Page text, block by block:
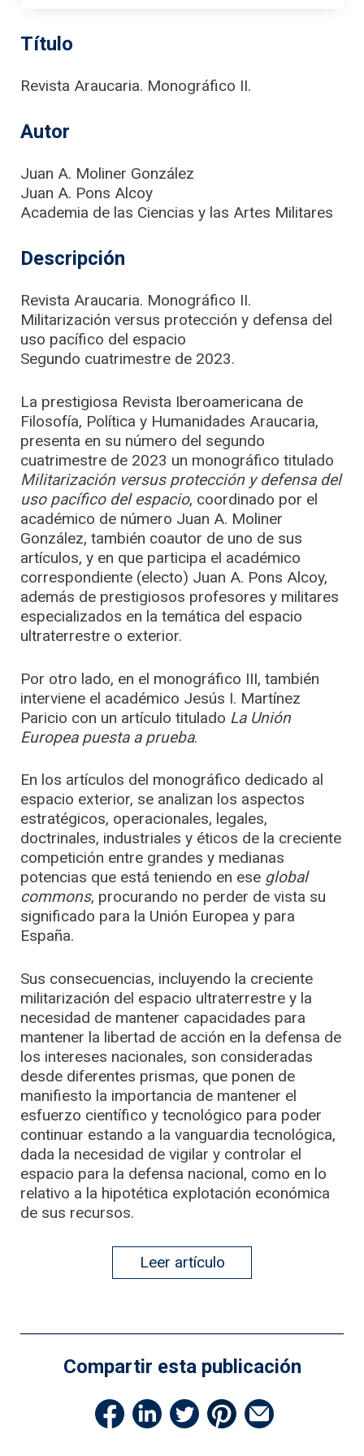
Título
Revista Araucaria. Monográfico II.
Autor
Juan A. Moliner González
Juan A. Pons Alcoy
Academia de las Ciencias y las Artes Militares
Descripción
Revista Araucaria. Monográfico II.
Militarización versus protección y defensa del
uso pacífico del espacio
Segundo cuatrimestre de 2023.
La prestigiosa Revista Iberoamericana de
Filosofía, Política y Humanidades Araucaria,
presenta en su número del segundo
cuatrimestre de 2023 un monográfico titulado
Militarización versus protección y defensa del
uso pacífico del espacio, coordinado por el
académico de número Juan A. Moliner
González, también coautor de uno de sus
artículos, y en que participa el académico
correspondiente (electo) Juan A. Pons Alcoy,
además de prestigiosos profesores y militares
especializados en la temática del espacio
ultraterrestre o exterior.
Por otro lado, en el monográfico III, también
interviene el académico Jesús I. Martínez
Paricio con un artículo titulado La Unión
Europea puesta a prueba.
En los artículos del monográfico dedicado al
espacio exterior, se analizan los aspectos
estratégicos, operacionales, legales,
doctrinales, industriales y éticos de la creciente
competición entre grandes y medianas
potencias que está teniendo en ese global
commons, procurando no perder de vista su
significado para la Unión Europea y para
España.
Sus consecuencias, incluyendo la creciente
militarización del espacio ultraterrestre y la
necesidad de mantener capacidades para
mantener la libertad de acción en la defensa de
los intereses nacionales, son consideradas
desde diferentes prismas, que ponen de
manifiesto la importancia de mantener el
esfuerzo científico y tecnológico para poder
continuar estando a la vanguardia tecnológica,
dada la necesidad de vigilar y controlar el
espacio para la defensa nacional, como en lo
relativo a la hipotética explotación económica
de sus recursos.
Leer artículo
Compartir esta publicación